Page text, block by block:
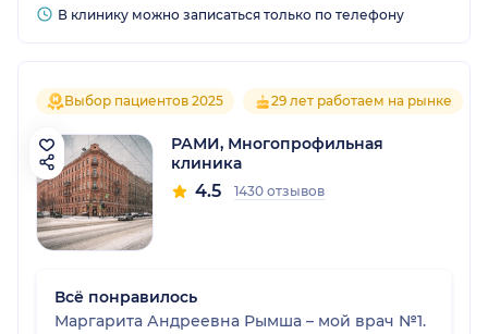
В клинику можно записаться только по телефону
Выбор пациентов 2025 29 лет работаем на рынке
РАМИ, Многопрофильная
клиника
4.5 1430 отзывов
Всё понравилось
Маргарита Андреевна Рымша – мой врач №1.